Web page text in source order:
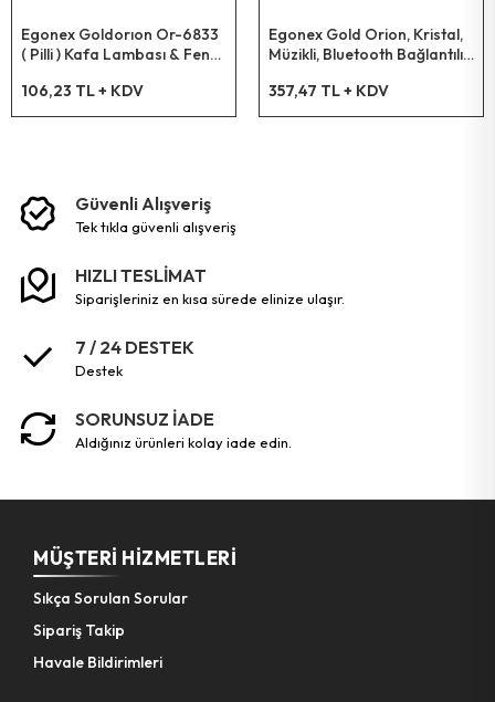
Egonex Goldorıon Or-6833
( Pilli ) Kafa Lambası & Fener
106,23 TL + KDV
Egonex Gold Orion, Kristal,
Müzikli, Bluetooth Bağlantılı,
357,47 TL + KDV
Güvenli Alışveriş
tek tikla güvenli̇ alişveri̇ş
HIZLI TESLİMAT
siparişleriniz en kısa sürede elinize ulaşır.
7 / 24 DESTEK
destek
SORUNSUZ İADE
aldığınız ürünleri kolay iade edin.
MÜŞTERI HIZMETLERI
Sıkça Sorulan Sorular
Sipariş Takip
Havale Bildirimleri